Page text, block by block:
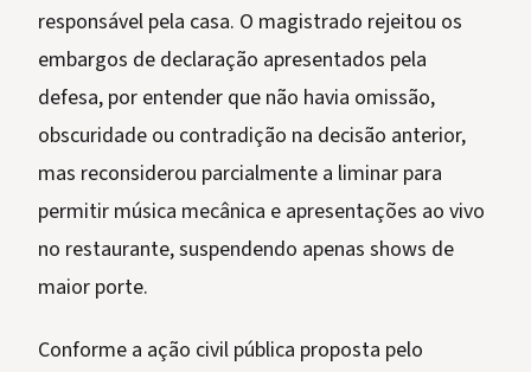
responsável pela casa. O magistrado rejeitou os
embargos de declaração apresentados pela
defesa, por entender que não havia omissão,
obscuridade ou contradição na decisão anterior,
mas reconsiderou parcialmente a liminar para
permitir música mecânica e apresentações ao vivo
no restaurante, suspendendo apenas shows de
maior porte.
Conforme a ação civil pública proposta pelo